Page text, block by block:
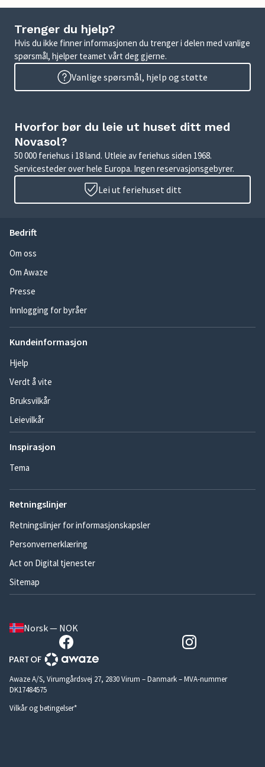
Trenger du hjelp?
Hvis du ikke finner informasjonen du trenger i delen med vanlige
spørsmål, hjelper teamet vårt deg gjerne.
Vanlige spørsmål, hjelp og støtte
Hvorfor bør du leie ut huset ditt med
Novasol?
50 000 feriehus i 18 land. Utleie av feriehus siden 1968.
Servicesteder over hele Europa. Ingen reservasjonsgebyrer.
Lei ut feriehuset ditt
Bedrift
Om oss
Om Awaze
Presse
Innlogging for byråer
Kundeinformasjon
Hjelp
Verdt å vite
Bruksvilkår
Leievilkår
Inspirasjon
Tema
Retningslinjer
Retningslinjer for informasjonskapsler
Personvernerklæring
Act on Digital tjenester
Sitemap
Norsk — NOK
Awaze A/S, Virumgårdsvej 27, 2830 Virum – Danmark – MVA-nummer
DK17484575
Vilkår og betingelser*